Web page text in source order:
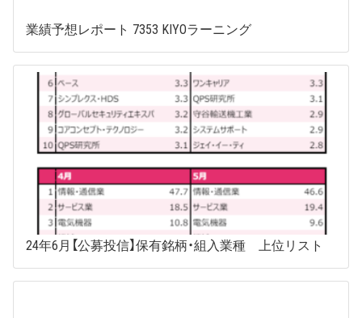
業績予想レポート 7353 KIYOラーニング
24年6月【公募投信】保有銘柄・組入業種 上位リスト